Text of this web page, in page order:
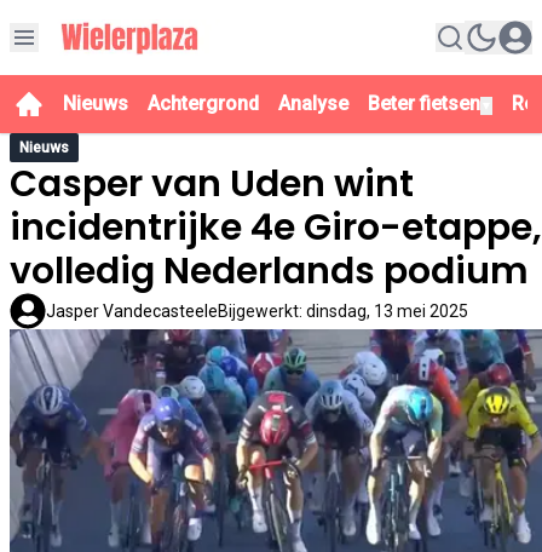
Nieuws Achtergrond Analyse Beter fietsen
Nieuws
Casper van Uden wint
incidentrijke 4e Giro-etappe,
volledig Nederlands podium
Jasper VandecasteeleBijgewerkt: dinsdag, 13 mei 2025